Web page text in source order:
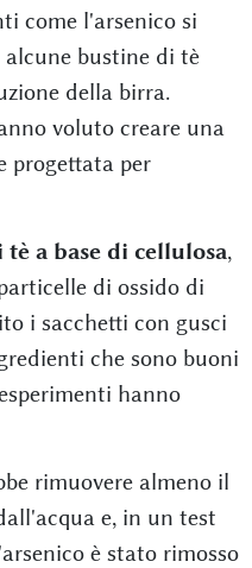
come l'arsenico si
bustine di tè
della birra.
voluto creare una
progettata per
a base di cellulosa,
di ossido di
i sacchetti con gusci
che sono buoni
hanno
rimuovere almeno il
e, in un test
è stato rimosso